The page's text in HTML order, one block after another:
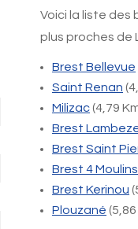
Voici la liste des
plus proches de
Brest Bellevue
Saint Renan
Milizac(4,79
Brest
Brest Saint
Brest 4 Moulins
Brest Kerinou
Plouzané (5,86